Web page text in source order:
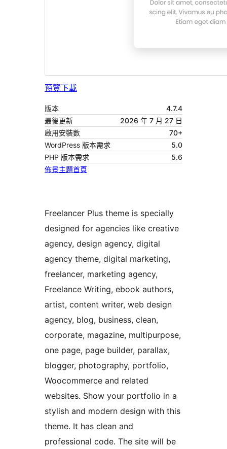
預覽下載
版本
4.7.4
最後更新
2026 年 7 月 27 日
啟用安裝數
70+
WordPress 版本需求
5.0
PHP 版本需求
5.6
佈景主題首頁
Freelancer Plus theme is specially
designed for agencies like creative
agency, design agency, digital
agency theme, digital marketing,
freelancer, marketing agency,
Freelance Writing, ebook authors,
artist, content writer, web design
agency, blog, business, clean,
corporate, magazine, multipurpose,
one page, page builder, parallax,
blogger, photography, portfolio,
Woocommerce and related
websites. Show your portfolio in a
stylish and modern design with this
theme. It has clean and
professional code. The site will be